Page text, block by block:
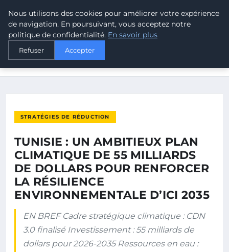
MALTA CLIMATE
ACCUEIL
TUNISIE : UN AMBITIEUX PLAN CLIMATIQUE DE 55 MILLIARDS
STRATÉGIES DE RÉDUCTION
TUNISIE : UN AMBITIEUX PLAN
CLIMATIQUE DE 55 MILLIARDS
DE DOLLARS POUR RENFORCER
LA RÉSILIENCE
ENVIRONNEMENTALE D’ICI 2035
EN BREF Cadre stratégique climatique : CDN
3.0 finalisé Investissement : 55 milliards de
dollars pour 2026-2035 Ressources en eau :
Nous utilisons des cookies pour améliorer votre expérience
de navigation. En poursuivant, vous acceptez notre
politique de confidentialité. En savoir plus
Refuser Accepter